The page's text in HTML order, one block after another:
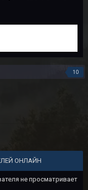
10
ОНЛАЙН
не просматривает